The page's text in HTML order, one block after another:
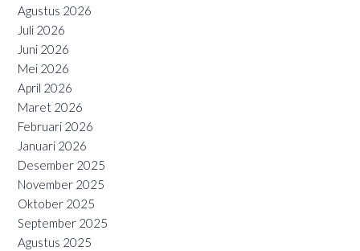
Agustus 2026
Juli 2026
Juni 2026
Mei 2026
April 2026
Maret 2026
Februari 2026
Januari 2026
Desember 2025
November 2025
Oktober 2025
September 2025
Agustus 2025